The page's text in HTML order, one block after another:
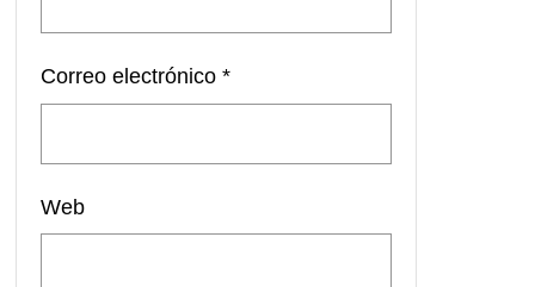
Correo electrónico *
Web